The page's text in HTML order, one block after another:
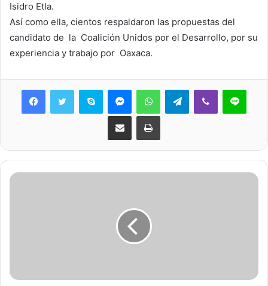
Isidro Etla.
Así como ella, cientos respaldaron las propuestas del
candidato de la Coalición Unidos por el Desarrollo, por su
experiencia y trabajo por Oaxaca.
Skype MessengerWhatsAppTelegramViber Line
Share via Email Print